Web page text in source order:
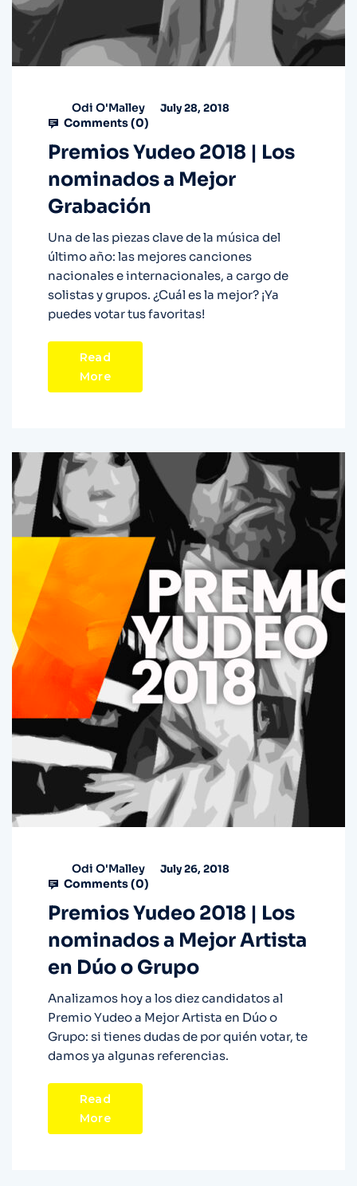
Odi O'Malley July 28, 2018
Comments (0)
Premios Yudeo 2018 | Los
nominados a Mejor
Grabación
Una de las piezas clave de la música del
último año: las mejores canciones
nacionales e internacionales, a cargo de
solistas y grupos. ¿Cuál es la mejor? ¡Ya
puedes votar tus favoritas!
Read
More
Odi O'Malley July 26, 2018
Comments (0)
Premios Yudeo 2018 | Los
nominados a Mejor Artista
en Dúo o Grupo
Analizamos hoy a los diez candidatos al
Premio Yudeo a Mejor Artista en Dúo o
Grupo: si tienes dudas de por quién votar, te
damos ya algunas referencias.
Read
More